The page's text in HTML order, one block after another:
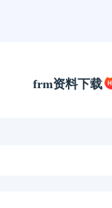
frm资料下载